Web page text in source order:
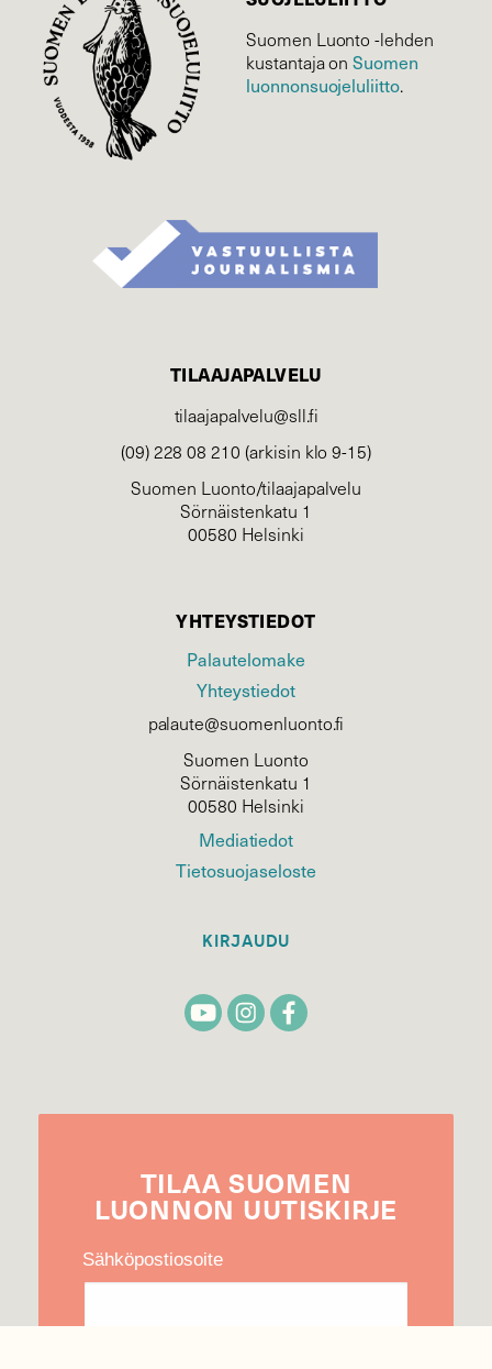
Suomen Luonto -lehden
kustantaja onSuomen
luonnonsuojelu­liitto.
TILAAJAPALVELU
tilaajapalvelu@sll.fi
(09) 228 08 210 (arkisin klo 9-15)
Suomen Luonto/tilaajapalvelu
Sörnäistenkatu 1
00580 Helsinki
YHTEYSTIEDOT
Palautelomake
Yhteystiedot
palaute@suomenluonto.fi
Suomen Luonto
Sörnäistenkatu 1
00580 Helsinki
Mediatiedot
Tietosuojaseloste
KIRJAUDU
TILAA SUOMEN
LUONNON UUTIS­KIRJE
Sähköpostiosoite